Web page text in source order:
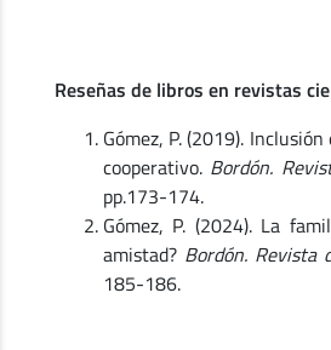
Reseñas de libros en revistas
Gómez, P. (2019).
cooperativo. Bordón.
pp.173-174.
Gómez, P. (2024). La
amistad? Bordón. Revista
185-186.